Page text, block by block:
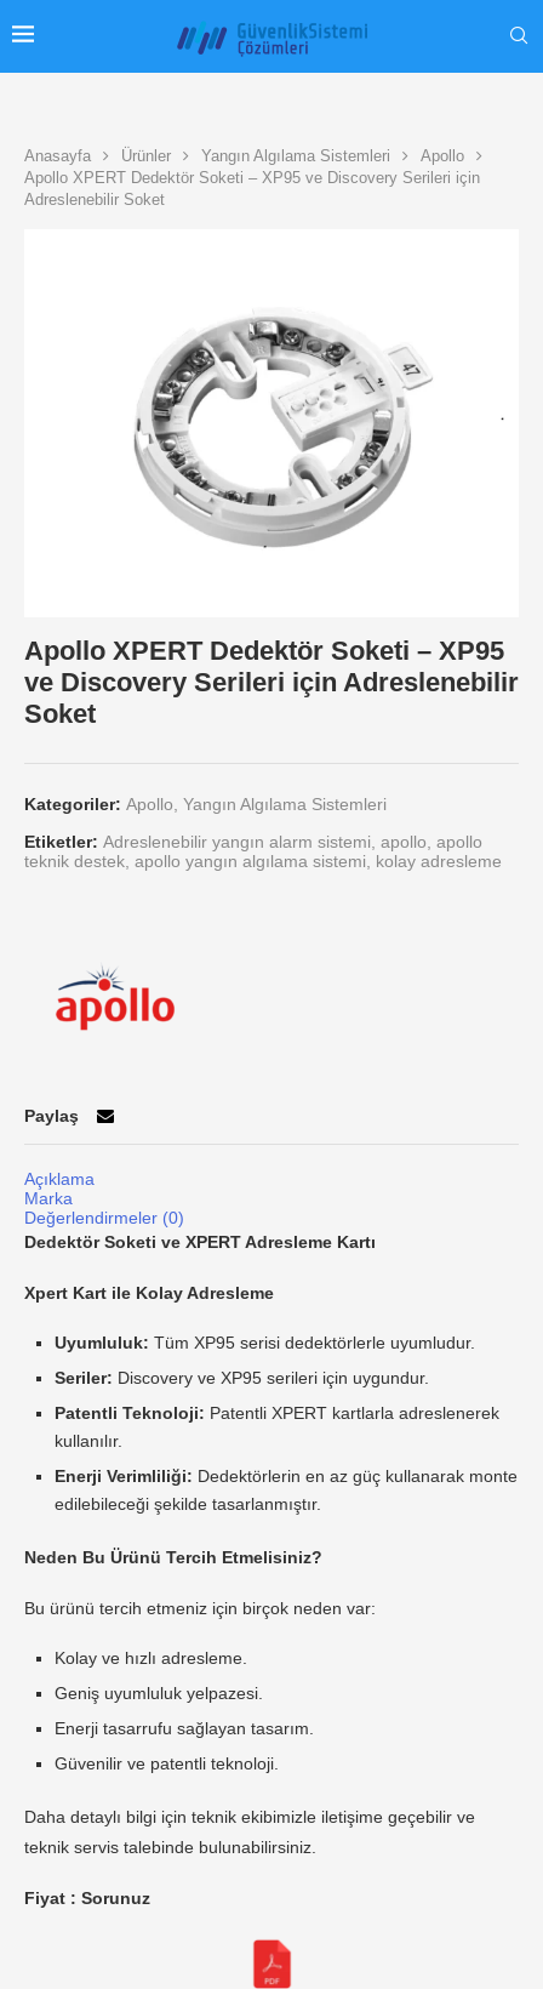
Anasayfa Ürünler Yangın Algılama Sistemleri
Apollo
Apollo XPERT Dedektör Soketi – XP95 ve Discovery Serileri için
Adreslenebilir Soket
Apollo XPERT Dedektör Soketi – XP95
ve Discovery Serileri için Adreslenebilir
Soket
Kategoriler: Apollo Yangın Algılama Sistemleri
Etiketler: Adreslenebilir yangın alarm sistemi apollo apollo
teknik destek apollo yangın algılama sistemi kolay adresleme
Paylaş
Açıklama
Marka
Değerlendirmeler (0)
Dedektör Soketi ve XPERT Adresleme Kartı
Xpert Kart ile Kolay Adresleme
Uyumluluk: Tüm XP95 serisi dedektörlerle uyumludur.
Seriler: Discovery ve XP95 serileri için uygundur.
Patentli Teknoloji: Patentli XPERT kartlarla adreslenerek
kullanılır.
Enerji Verimliliği: Dedektörlerin en az güç kullanarak monte
edilebileceği şekilde tasarlanmıştır.
Neden Bu Ürünü Tercih Etmelisiniz?
Bu ürünü tercih etmeniz için birçok neden var:
Kolay ve hızlı adresleme.
Geniş uyumluluk yelpazesi.
Enerji tasarrufu sağlayan tasarım.
Güvenilir ve patentli teknoloji.
Daha detaylı bilgi için teknik ekibimizle iletişime geçebilir ve
teknik servis talebinde bulunabilirsiniz.
Fiyat : Sorunuz